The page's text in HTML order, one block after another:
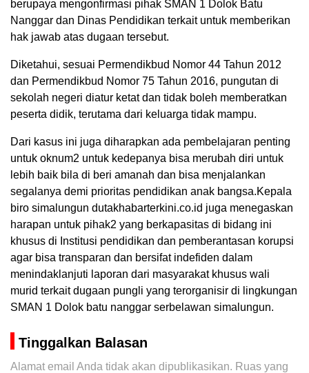
berupaya mengonfirmasi pihak SMAN 1 Dolok Batu
Nanggar dan Dinas Pendidikan terkait untuk memberikan
hak jawab atas dugaan tersebut.
Diketahui, sesuai Permendikbud Nomor 44 Tahun 2012
dan Permendikbud Nomor 75 Tahun 2016, pungutan di
sekolah negeri diatur ketat dan tidak boleh memberatkan
peserta didik, terutama dari keluarga tidak mampu.
Dari kasus ini juga diharapkan ada pembelajaran penting
untuk oknum2 untuk kedepanya bisa merubah diri untuk
lebih baik bila di beri amanah dan bisa menjalankan
segalanya demi prioritas pendidikan anak bangsa.Kepala
biro simalungun dutakhabarterkini.co.id juga menegaskan
harapan untuk pihak2 yang berkapasitas di bidang ini
khusus di Institusi pendidikan dan pemberantasan korupsi
agar bisa transparan dan bersifat indefiden dalam
menindaklanjuti laporan dari masyarakat khusus wali
murid terkait dugaan pungli yang terorganisir di lingkungan
SMAN 1 Dolok batu nanggar serbelawan simalungun.
Tinggalkan Balasan
Alamat email Anda tidak akan dipublikasikan. Ruas yang